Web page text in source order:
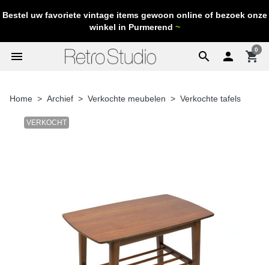
Bestel uw favoriete vintage items gewoon online of bezoek onze
winkel in Purmerend ~
search
menu  shopping_cart
0
Home Archief Verkochte meubelen Verkochte tafels
VERKOCHT